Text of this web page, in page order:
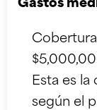
Gastos
Esta es la
según el